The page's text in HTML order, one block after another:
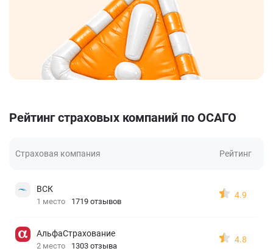
Рейтинг страховых компаний по ОСАГО
Страховая компания Рейтинг
ВСК
1 место 1719 отзывов
4.9
АльфаСтрахование
2 место 1303 отзыва
4.8